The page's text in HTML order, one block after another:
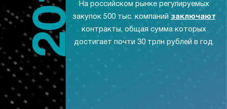
На российском рынке регулируемых
закупок 500 тыс. компаний заключают
контракты, общая сумма которых
достигает почти 30 трлн рублей в год.